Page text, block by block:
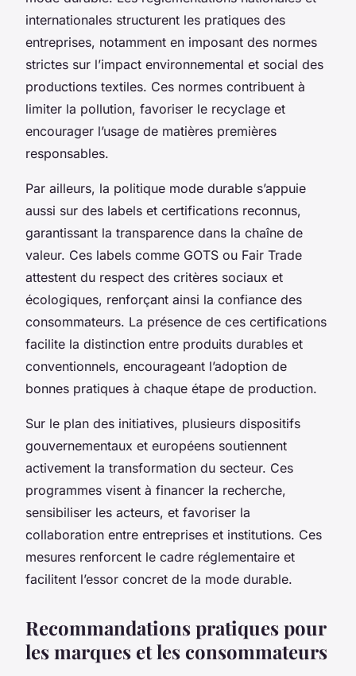
internationales structurent les pratiques des
entreprises, notamment en imposant des normes
strictes sur l’impact environnemental et social des
productions textiles. Ces normes contribuent à
limiter la pollution, favoriser le recyclage et
encourager l’usage de matières premières
responsables.
Par ailleurs, la politique mode durable s’appuie
aussi sur des labels et certifications reconnus,
garantissant la transparence dans la chaîne de
valeur. Ces labels comme GOTS ou Fair Trade
attestent du respect des critères sociaux et
écologiques, renforçant ainsi la confiance des
consommateurs. La présence de ces certifications
facilite la distinction entre produits durables et
conventionnels, encourageant l’adoption de
bonnes pratiques à chaque étape de production.
Sur le plan des initiatives, plusieurs dispositifs
gouvernementaux et européens soutiennent
activement la transformation du secteur. Ces
programmes visent à financer la recherche,
sensibiliser les acteurs, et favoriser la
collaboration entre entreprises et institutions. Ces
mesures renforcent le cadre réglementaire et
facilitent l’essor concret de la mode durable.
Recommandations pratiques pour
les marques et les consommateurs